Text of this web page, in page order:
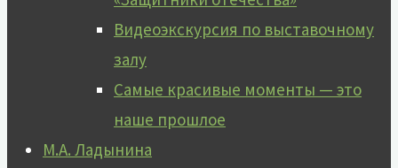
Видеоэкскурсия по выставочному
залу
Самые красивые моменты — это
наше прошлое
М.А. Ладынина